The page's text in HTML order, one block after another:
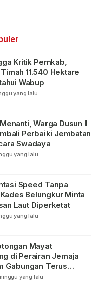
Kritik Pemkab,
11.540 Hektare
Wabup
yang lalu
Warga Dusun II
Perbaiki Jembatan
Swadaya
yang lalu
Speed Tanpa
Belungkur Minta
Laut Diperketat
yang lalu
Mayat
di Perairan Jemaja
Gabungan Terus
yang lalu